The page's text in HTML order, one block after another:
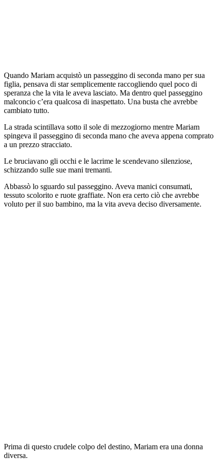
Quando Mariam acquistò un passeggino di seconda mano per sua
figlia, pensava di star semplicemente raccogliendo quel poco di
speranza che la vita le aveva lasciato. Ma dentro quel passeggino
malconcio c’era qualcosa di inaspettato. Una busta che avrebbe
cambiato tutto.
La strada scintillava sotto il sole di mezzogiorno mentre Mariam
spingeva il passeggino di seconda mano che aveva appena comprato
a un prezzo stracciato.
Le bruciavano gli occhi e le lacrime le scendevano silenziose,
schizzando sulle sue mani tremanti.
Abbassò lo sguardo sul passeggino. Aveva manici consumati,
tessuto scolorito e ruote graffiate. Non era certo ciò che avrebbe
voluto per il suo bambino, ma la vita aveva deciso diversamente.
Prima di questo crudele colpo del destino, Mariam era una donna
diversa.